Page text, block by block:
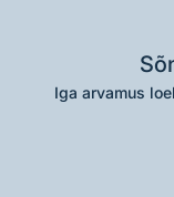
Iga arvamus